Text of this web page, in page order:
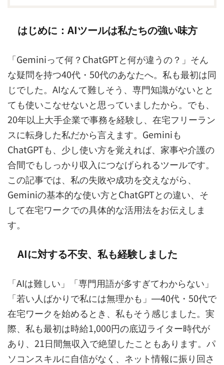
はじめに：AIツールは私たちの強い味方
「Geminiって何？ChatGPTと何が違うの？」そん
な疑問を持つ40代・50代のあなたへ。私も最初は同
じでした。AIなんて難しそう、専門知識がないとと
ても使いこなせないと思っていましたから。でも、
20年以上大手企業で事務を経験し、在宅フリーラン
スに転身した私だから言えます。Geminiも
ChatGPTも、少し使い方を覚えれば、家事や介護の
合間でもしっかり収入につなげられるツールです。
この記事では、私の失敗や成功を交えながら、
Geminiの基本的な使い方とChatGPTとの違い、そ
して在宅ワークでの具体的な活用法をお伝えしま
す。
AIに対する不安、私も経験しました
「AIは難しい」「専門用語が多すぎてわからない」
「若い人ばかりで私には無理かも」―40代・50代で
在宅ワークを始めるとき、私もそう感じました。実
際、私も最初は時給1,000円の底辺ライター時代が
あり、21日間無収入で絶望したこともあります。パ
ソコンスキルに自信がなく、ネット情報に振り回さ